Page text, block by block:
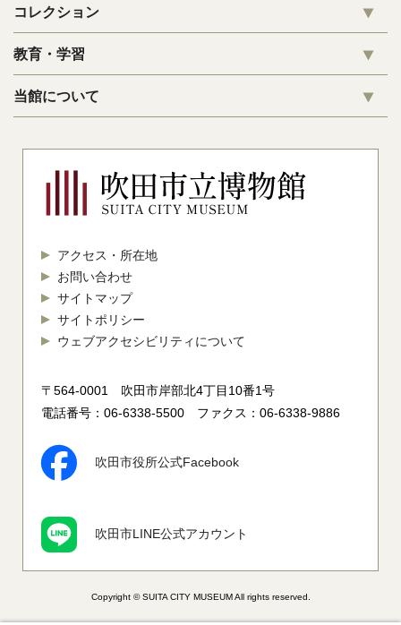
コレクション
教育・学習
当館について
アクセス・所在地
お問い合わせ
サイトマップ
サイトポリシー
ウェブアクセシビリティについて
〒564-0001 吹田市岸部北4丁目10番1号
電話番号：06-6338-5500 ファクス：06-6338-9886
吹田市役所公式Facebook
吹田市LINE公式アカウント
Copyright © SUITA CITY MUSEUM All rights reserved.